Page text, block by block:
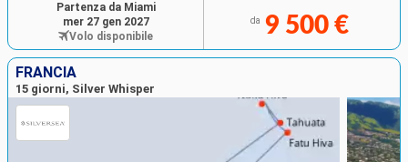
da 9 500 €
Partenza da Miami
mer 27 gen 2027
Volo disponibile
FRANCIA
15 giorni, Silver Whisper